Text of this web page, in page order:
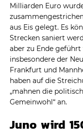
Milliarden Euro
aus Eis gelegt. Es
Strecken saniert
aber zu Ende
insbesondere der
Frankfurt und
haben auf die
„mahnen die
Gemeinwohl“ an.
Juno wird